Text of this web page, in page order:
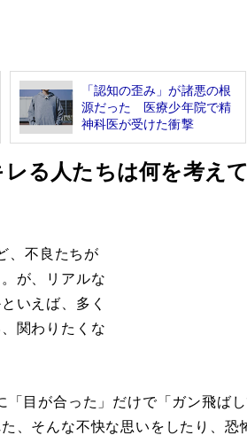
「認知の歪み」が諸悪の根
源だった 医療少年院で精
神科医が受けた衝撃
レる人たちは何を考え
、不良たちが
が、リアルな
いえば、多く
関わりたくな
目が合った」だけで「ガン飛ば
、そんな不快な思いをしたり、恐